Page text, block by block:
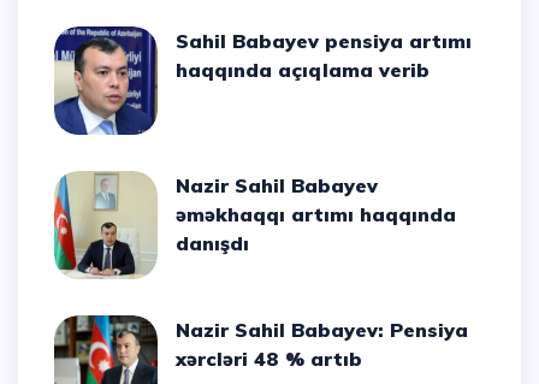
Sahil Babayev pensiya artımı
haqqında açıqlama verib
Nazir Sahil Babayev
əməkhaqqı artımı haqqında
danışdı
Nazir Sahil Babayev: Pensiya
xərcləri 48 % artıb